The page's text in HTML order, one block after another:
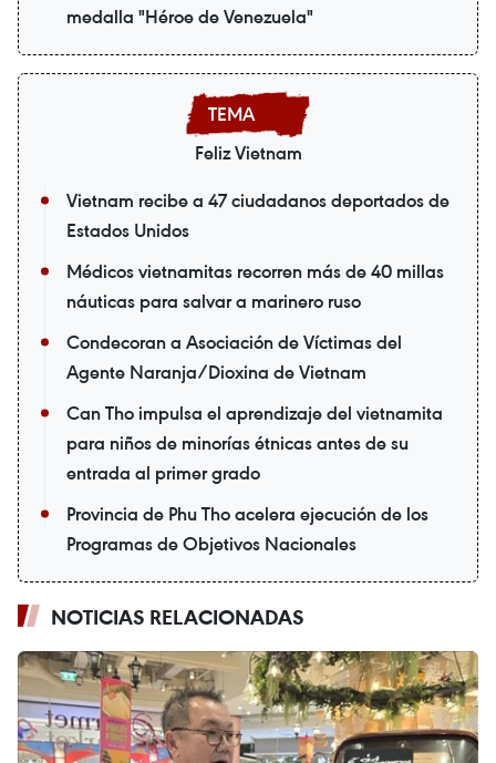
medalla "Héroe de Venezuela"
Feliz Vietnam
Vietnam recibe a 47 ciudadanos deportados de
Estados Unidos
Médicos vietnamitas recorren más de 40 millas
náuticas para salvar a marinero ruso
Condecoran a Asociación de Víctimas del
Agente Naranja/Dioxina de Vietnam
Can Tho impulsa el aprendizaje del vietnamita
para niños de minorías étnicas antes de su
entrada al primer grado
Provincia de Phu Tho acelera ejecución de los
Programas de Objetivos Nacionales
NOTICIAS RELACIONADAS